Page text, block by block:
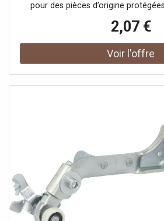
pour des pièces d’origine
garantit et s’engage à ce que ni lui-
clients ou partenaires contractuels
mentionnées à d’autres fins que
réparation du produit complexe,
2,07 €